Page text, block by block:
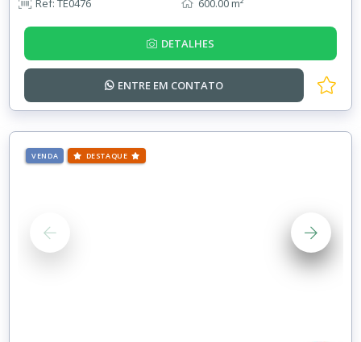
Ref: TE0476 600.00 m²
DETALHES
ENTRE EM CONTATO
VENDA DESTAQUE